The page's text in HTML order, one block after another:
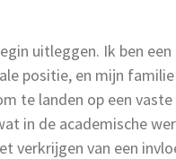
uitleggen. Ik ben
positie, en mijn
te landen op een
in de academische
verkrijgen van een